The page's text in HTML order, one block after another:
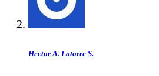
Hector A. Latorre S.